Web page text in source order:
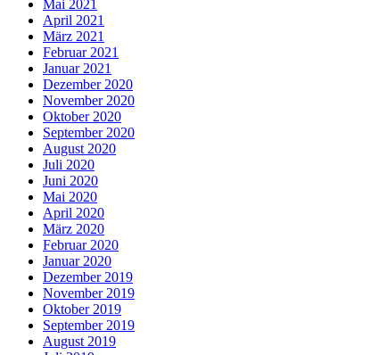
Mai 2021
April 2021
März 2021
Februar 2021
Januar 2021
Dezember 2020
November 2020
Oktober 2020
September 2020
August 2020
Juli 2020
Juni 2020
Mai 2020
April 2020
März 2020
Februar 2020
Januar 2020
Dezember 2019
November 2019
Oktober 2019
September 2019
August 2019